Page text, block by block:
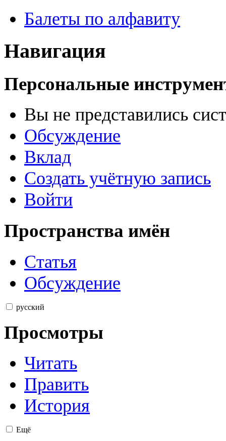
Балеты по алфавиту
Навигация
Персональные
Вы не представились
Обсуждение
Вклад
Создать учётную запись
Войти
Пространства имён
Статья
Обсуждение
русский
Просмотры
Читать
Править
История
Ещё